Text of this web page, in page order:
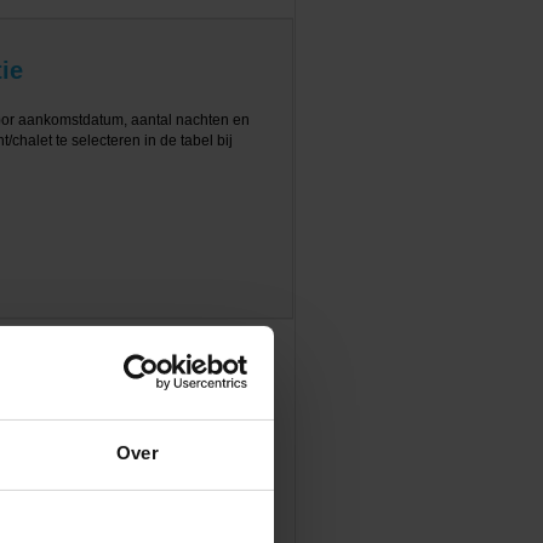
Over
aankomstdatum, aantal nachten en
chalet te selecteren in de tabel bij